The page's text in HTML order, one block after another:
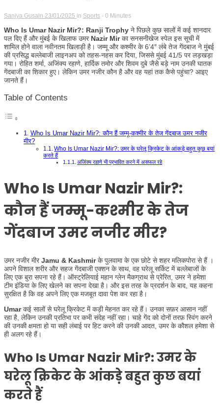
Saniya Gusain 23/01/2025 in Sports - 0 Minutes
Who Is Umar Nazir Mir?: Ranji Trophy ने पिछले कुछ सालों में कई शानदार
पल दिए हैं और मुंबई के खिलाफ उमर Nazir Mirका सनसनीखेज स्पेल इस सूची में
शामिल होने वाला नवीनतम खिलाड़ी है। जम्मू और कश्मीर के 6’4″ लंबे तेज गेंदबाज ने मुंबई
की प्रसिद्ध बल्लेबाजी लाइनअप को तहस-नहस कर दिया, जिससे मुंबई 41/5 पर लड़खड़ा
गया। रोहित शर्मा, अजिंक्य रहाणे, हार्दिक तमोर और शिवम दुबे जैसे बड़े नाम उनकी घातक
गेंदबाजी का शिकार हुए। लेकिन उमर नजीर कौन है और वह यहां तक ​​कैसे पहुंचा? आइए
जानते हैं।
Table of Contents
Who Is Umar Nazir Mir?: कौन हैं जम्मू-कश्मीर के तेज गेंदबाज उमर नजीर
मीर?
Who Is Umar Nazir Mir?: उमर के घरेलू क्रिकेट के आंकड़े बहुत कुछ बयां
करते हैं
अजिंक्य रहाणे भी प्रभावित करने में असफल रहे
Who Is Umar Nazir Mir?:
कौन हैं जम्मू-कश्मीर के तेज
गेंदबाज उमर नजीर मीर?
उमर नजीर मीरJamu & Kashmirके पुलवामा के एक छोटे से शहर मलिकपोरा से हैं ।
अपने विशाल शरीर और सहज गेंदबाजी एक्शन के साथ, वह घरेलू सर्किट में बल्लेबाजों के
लिए एक बुरा सपना रहे हैं। ऑस्ट्रेलियाई महान ग्लेन मैकग्राथ से प्रेरित, उमर ने हमेशा
टीम इंडिया के लिए खेलने का सपना देखा है। और इस तरह के प्रदर्शन के बाद, यह कहना
सुरक्षित है कि वह अपने लिए एक मजबूत दावा पेश कर रहा है।
Umarकई सालों से घरेलू क्रिकेट में कड़ी मेहनत कर रहे हैं। उनका सफ़र आसान नहीं
रहा है, लेकिन उनकी प्रतिभा पर कभी संदेह नहीं रहा। चाहे गेंद को दोनों तरफ़ स्विंग करने
की उनकी क्षमता हो या सही लंबाई पर हिट करने की उनकी आदत, उमर के कौशल हमेशा से
ही अलग रहे हैं।
Who Is Umar Nazir Mir?:उमर के
घरेलू क्रिकेट के आंकड़े बहुत कुछ बयां
करते हैं